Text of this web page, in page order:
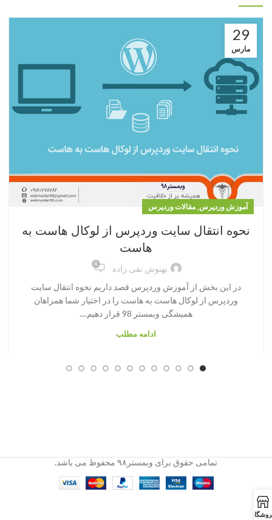
29
مارس
آموزش وردپرس, مقالات وردپرس
نحوه انتقال سایت وردپرس از لوکال هاست به
هاست
بهنوش نقی زاده 4
در این بخش از آموزش وردپرس قصد داریم نحوه انتقال سایت
وردپرس از لوکال هاست به هاست را در اختیار شما همراهان
همیشگی وبمستر 98 قرار دهیم....
ادامه مطلب
تمامی حقوق برای وبمستر۹۸ محفوظ می باشد.